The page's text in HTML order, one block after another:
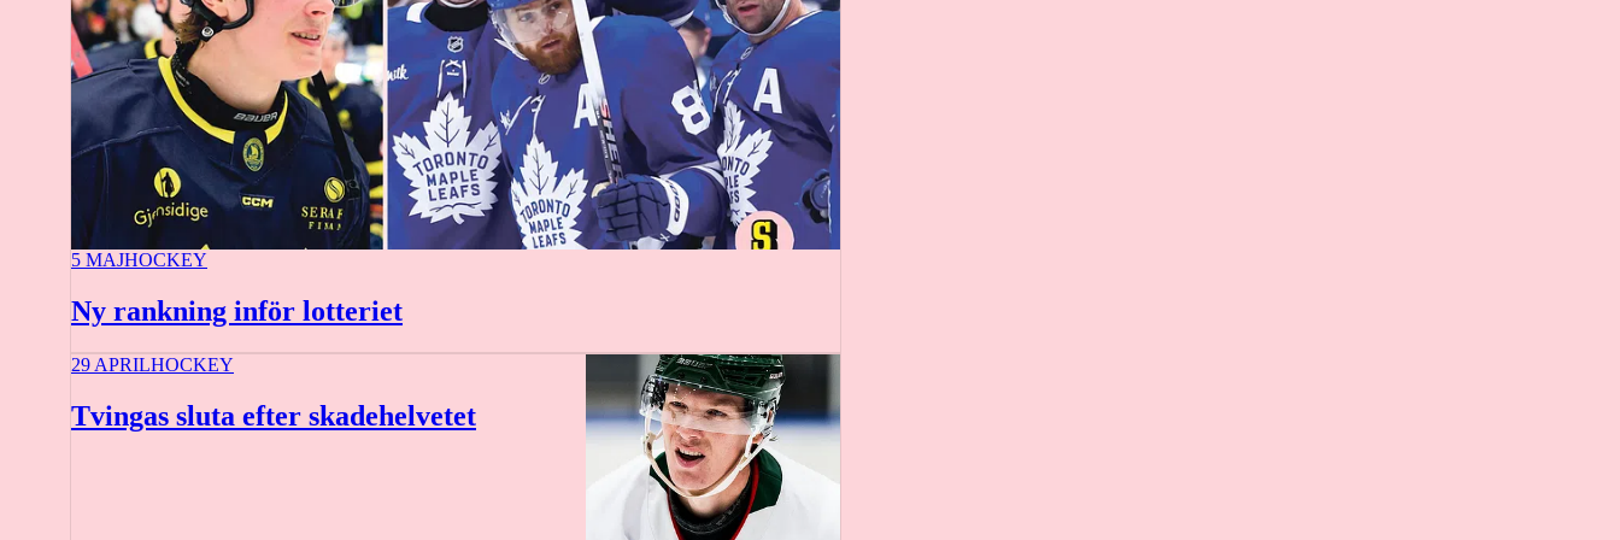
5 MAJHOCKEY
Ny rankning inför lotteriet
29 APRILHOCKEY
Tvingas sluta efter skadehelvetet